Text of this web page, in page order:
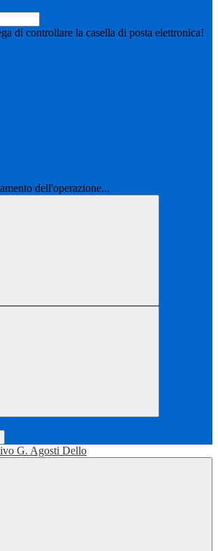
di controllare la casella di posta elettronica!
dell'operazione...